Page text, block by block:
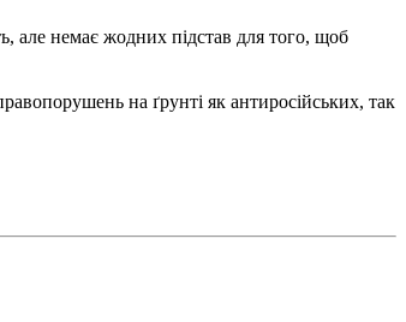
але немає жодних підстав для того, щоб
на ґрунті як антиросійських, так